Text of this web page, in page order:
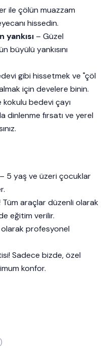
ile çölün muazzam
hissedin.
yankısı – Güzel
büyülü yankısını
gibi hissetmek ve "çöl
için develere binin.
kokulu bedevi çayı
dinlenme fırsatı ve yerel
– 5 yaş ve üzeri çocuklar
Tüm araçlar düzenli olarak
eğitim verilir.
olarak profesyonel
Sadece bizde, özel
konfor.